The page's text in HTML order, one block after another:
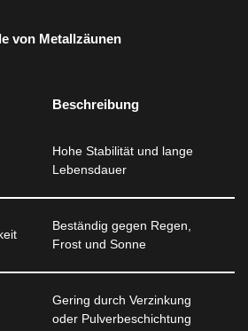
von Metallzäunen
Beschreibung
Hohe Stabilität und lange
Lebensdauer
Beständig gegen Regen,
Frost und Sonne
Gering durch Verzinkung
oder Pulverbeschichtung